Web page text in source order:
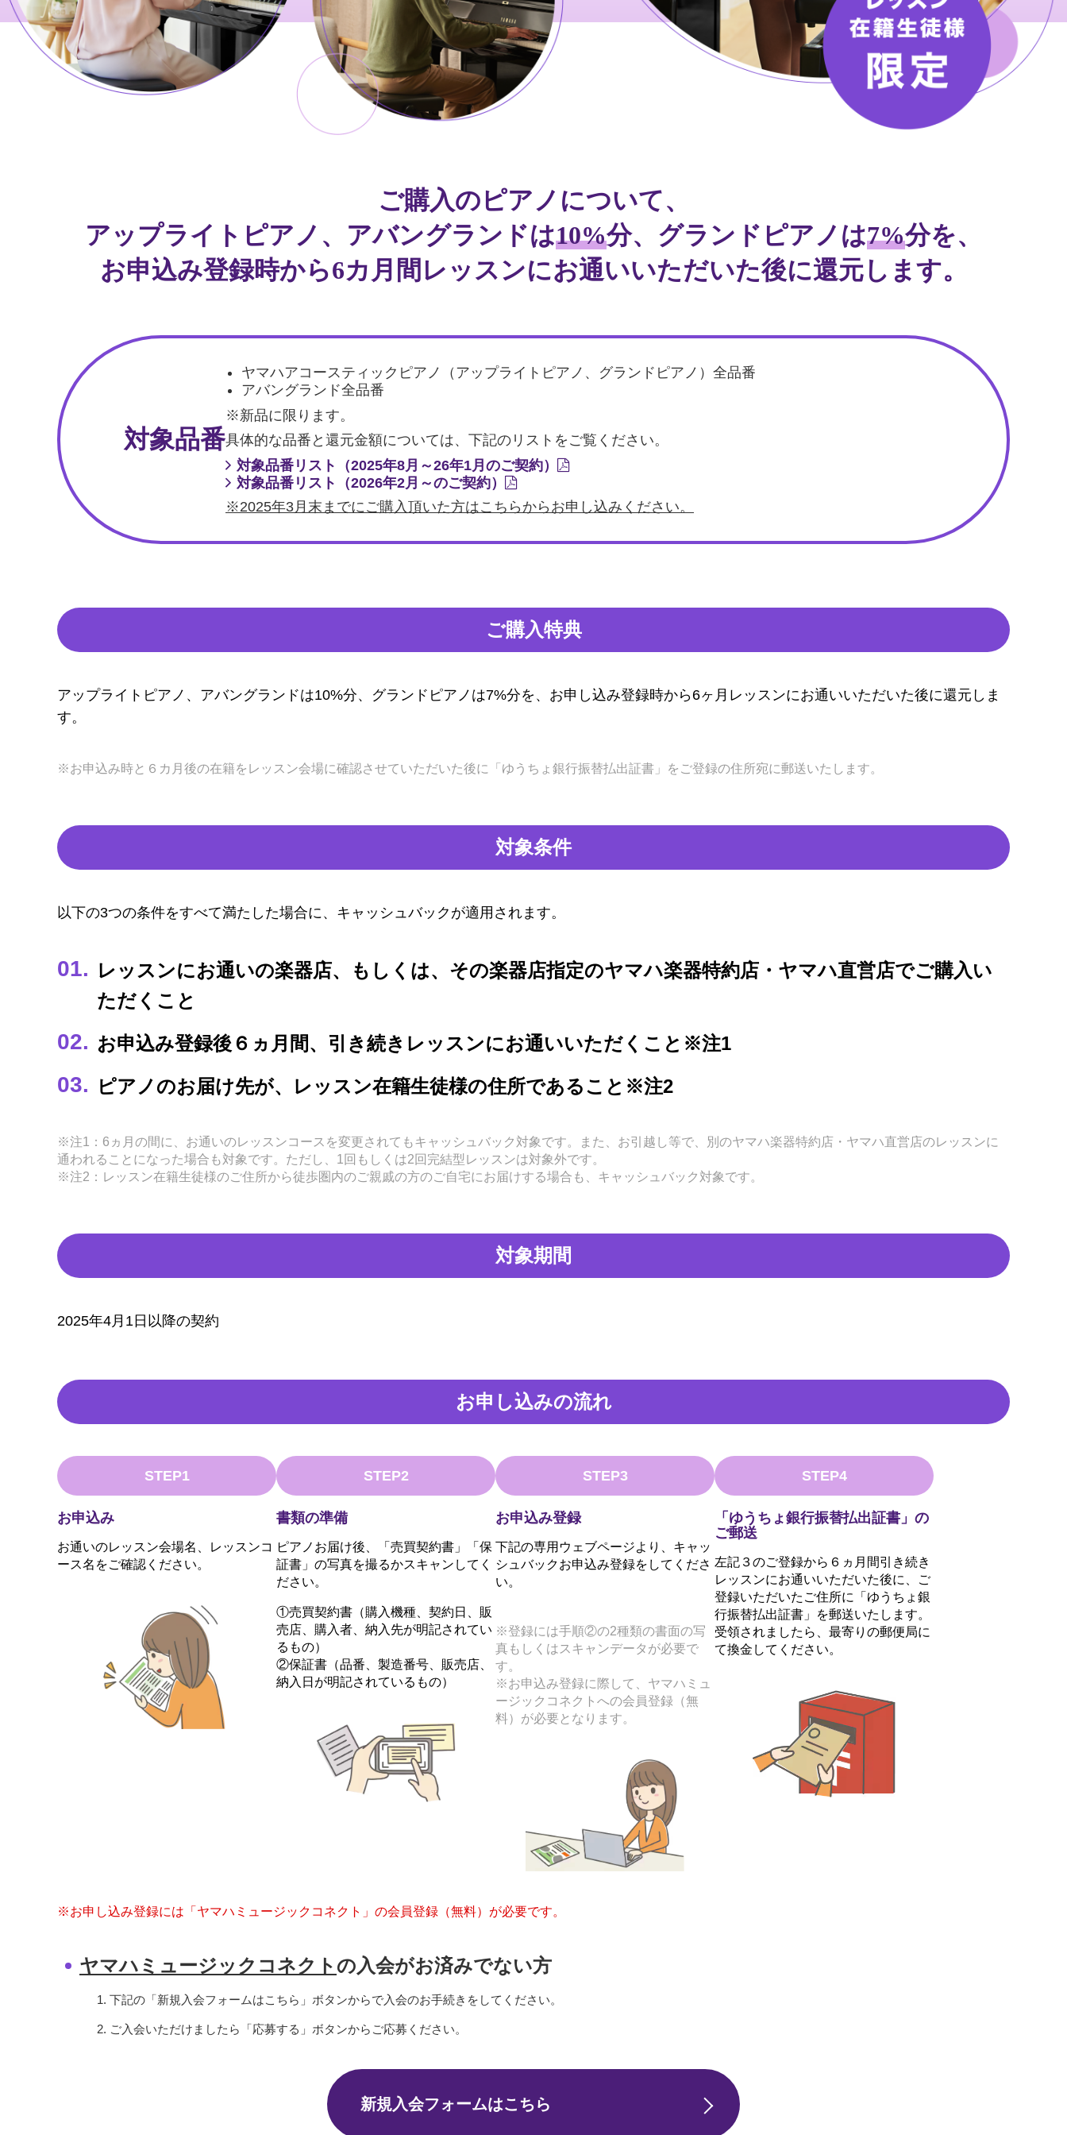
ご購入のピアノについて、
アップライトピアノ、アバングランドは10%分、グランドピアノは7%分を、
お申込み登録時から6カ月間レッスンにお通いいただいた後に還元します。
対象品番
ヤマハアコースティックピアノ（アップライトピアノ、グランドピアノ）全品番
アバングランド全品番
※新品に限ります。
具体的な品番と還元金額については、下記のリストをご覧ください。
対象品番リスト（2025年8月～26年1月のご契約）
対象品番リスト（2026年2月～のご契約）
※2025年3月末までにご購入頂いた方はこちらからお申し込みください。
ご購入特典
アップライトピアノ、アバングランドは10%分、グランドピアノは7%分を、お申し込み登録時から6ヶ月レッスンにお通いいただいた後に還元しま
す。
※お申込み時と６カ月後の在籍をレッスン会場に確認させていただいた後に「ゆうちょ銀行振替払出証書」をご登録の住所宛に郵送いたします。
対象条件
以下の3つの条件をすべて満たした場合に、キャッシュバックが適用されます。
レッスンにお通いの楽器店、もしくは、その楽器店指定のヤマハ楽器特約店・ヤマハ直営店でご購入い
ただくこと
お申込み登録後６ヵ月間、引き続きレッスンにお通いいただくこと※注1
ピアノのお届け先が、レッスン在籍生徒様の住所であること※注2
※注1：6ヵ月の間に、お通いのレッスンコースを変更されてもキャッシュバック対象です。また、お引越し等で、別のヤマハ楽器特約店・ヤマハ直営店のレッスンに
通われることになった場合も対象です。ただし、1回もしくは2回完結型レッスンは対象外です。
※注2：レッスン在籍生徒様のご住所から徒歩圏内のご親戚の方のご自宅にお届けする場合も、キャッシュバック対象です。
対象期間
2025年4月1日以降の契約
お申し込みの流れ
STEP1
お申込み
お通いのレッスン会場名、レッスンコ
ース名をご確認ください。
STEP2
書類の準備
ピアノお届け後、「売買契約書」「保
証書」の写真を撮るかスキャンしてく
ださい。
①売買契約書（購入機種、契約日、販
売店、購入者、納入先が明記されてい
るもの）
②保証書（品番、製造番号、販売店、
納入日が明記されているもの）
STEP3
お申込み登録
下記の専用ウェブページより、キャッ
シュバックお申込み登録をしてくださ
い。
※登録には手順②の2種類の書面の写
真もしくはスキャンデータが必要で
す。
※お申込み登録に際して、ヤマハミュ
ージックコネクトへの会員登録（無
料）が必要となります。
STEP4
「ゆうちょ銀行振替払出証書」の
ご郵送
左記３のご登録から６ヵ月間引き続き
レッスンにお通いいただいた後に、ご
登録いただいたご住所に「ゆうちょ銀
行振替払出証書」を郵送いたします。
受領されましたら、最寄りの郵便局に
て換金してください。
※お申し込み登録には「ヤマハミュージックコネクト」の会員登録（無料）が必要です。
ヤマハミュージックコネクト の入会がお済みでない方
1. 下記の「新規入会フォームはこちら」ボタンからで入会のお手続きをしてください。
2. ご入会いただけましたら「応募する」ボタンからご応募ください。
新規入会フォームはこちら